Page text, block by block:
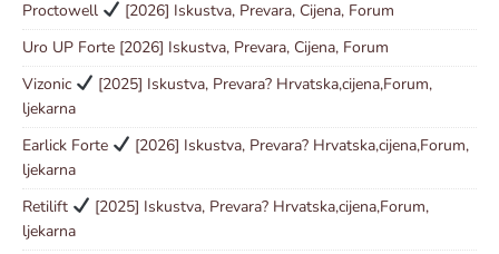
Proctowell
[2026] Iskustva, Prevara, Cijena, Forum
Uro UP Forte [2026] Iskustva, Prevara, Cijena, Forum
Vizonic
[2025] Iskustva, Prevara? Hrvatska,cijena,Forum,
ljekarna
Earlick Forte
[2026] Iskustva, Prevara? Hrvatska,cijena,Forum,
ljekarna
Retilift
[2025] Iskustva, Prevara? Hrvatska,cijena,Forum,
ljekarna